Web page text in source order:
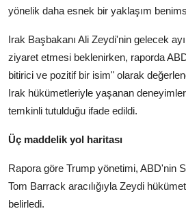
yönelik daha esnek bir yaklaşım
Irak Başbakanı Ali Zeydi'nin gelecek
ziyaret etmesi beklenirken, raporda
bitirici ve pozitif bir isim" olarak
Irak hükümetleriyle yaşanan
temkinli tutulduğu ifade edildi.
Üç maddelik yol haritası
Rapora göre Trump yönetimi, ABD'nin
Tom Barrack aracılığıyla Zeydi
belirledi.